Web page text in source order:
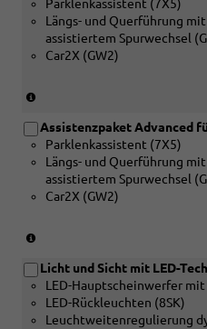
Parklenkassistent (7X5)
Längs- und Querführung
assistiertem Spurwechsel
Car2X (GW2)
Verbindung
mit
DSG)
Assistenzpaket Advanced
Parklenkassistent (7X5)
Längs- und Querführung
assistiertem Spurwechsel
Car2X (GW2)
Verbindung
mit
Handschalter)
Licht und Sicht mit LED-
LED-Hauptscheinwerfer mit
LED-Rückleuchten (8SK)
Leuchtweitenregulierung